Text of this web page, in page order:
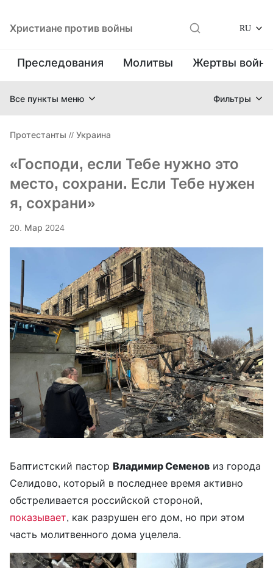
Христиане против войны RU
Преследования Молитвы Жертвы
Все пункты меню Фильтры
Протестанты // Украина
«Господи, если Тебе нужно это
место, сохрани. Если Тебе нужен
я, сохрани»
20. Мар 2024
Баптистский пастор Владимир Семенов из города
Селидово, который в последнее время активно
обстреливается российской стороной,
показывает, как разрушен его дом, но при этом
часть молитвенного дома уцелела.